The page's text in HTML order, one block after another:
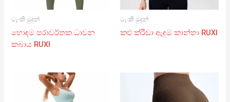
ටැංකි මුදුන්
හොඳම පරාවර්තක ධාවන
කබාය RUXI
ටැංකි මුදුන්
කළු ක්රීඩා ඇඳුම කාන්තා RUXI